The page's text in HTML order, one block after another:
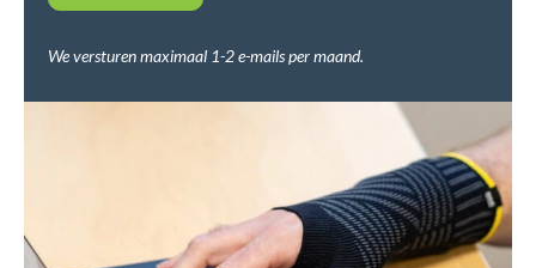
We versturen maximaal 1-2 e-mails per maand.